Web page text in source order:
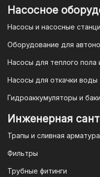
быть уверены в
в рамках
Федерации и
отопительной
монтажа,
специалиста из
ЦЕНТРА на
Насосное
Насосы и насосные
Оборудование для
Насосы для теплого пола
Насосы для откачки воды
Гидроаккумуляторы и баки
Инженерная
Трапы и сливная арматура
Фильтры
Трубные фитинги